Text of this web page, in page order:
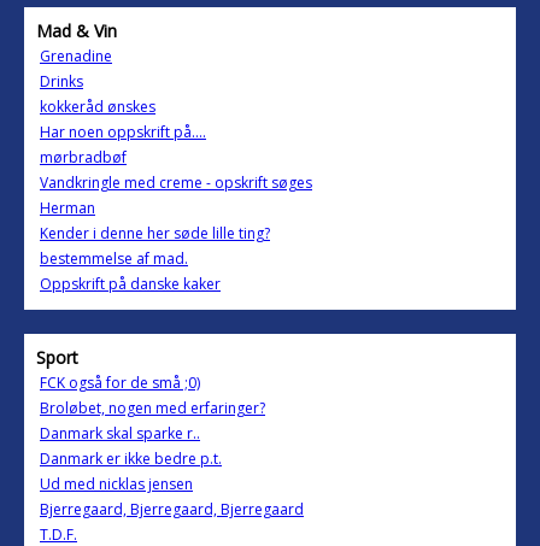
Mad & Vin
Grenadine
Drinks
kokkeråd ønskes
Har noen oppskrift på....
mørbradbøf
Vandkringle med creme - opskrift søges
Herman
Kender i denne her søde lille ting?
bestemmelse af mad.
Oppskrift på danske kaker
Sport
FCK også for de små ;0)
Broløbet, nogen med erfaringer?
Danmark skal sparke r..
Danmark er ikke bedre p.t.
Ud med nicklas jensen
Bjerregaard, Bjerregaard, Bjerregaard
T.D.F.